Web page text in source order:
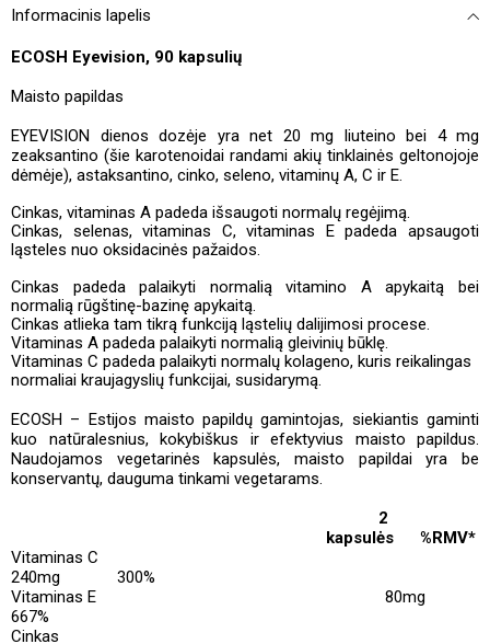
Informacinis lapelis
ECOSH Eyevision, 90 kapsulių
Maisto papildas
EYEVISION dienos dozėje yra net 20 mg liuteino bei 4 mg
zeaksantino (šie karotenoidai randami akių tinklainės geltonojoje
dėmėje), astaksantino, cinko, seleno, vitaminų A, C ir E.
Cinkas, vitaminas A padeda išsaugoti normalų regėjimą.
Cinkas, selenas, vitaminas C, vitaminas E padeda apsaugoti
ląsteles nuo oksidacinės pažaidos.
Cinkas padeda palaikyti normalią vitamino A apykaitą bei
normalią rūgštinę-bazinę apykaitą.
Cinkas atlieka tam tikrą funkciją ląstelių dalijimosi procese.
Vitaminas A padeda palaikyti normalią gleivinių būklę.
Vitaminas C padeda palaikyti normalų kolageno, kuris reikalingas
normaliai kraujagyslių funkcijai, susidarymą.
ECOSH – Estijos maisto papildų gamintojas, siekiantis gaminti
kuo natūralesnius, kokybiškus ir efektyvius maisto papildus.
Naudojamos vegetarinės kapsulės, maisto papildai yra be
konservantų, dauguma tinkami vegetarams.
2
kapsulės
%RMV*
Vitaminas C
240mg
300%
Vitaminas E
80mg
667%
Cinkas